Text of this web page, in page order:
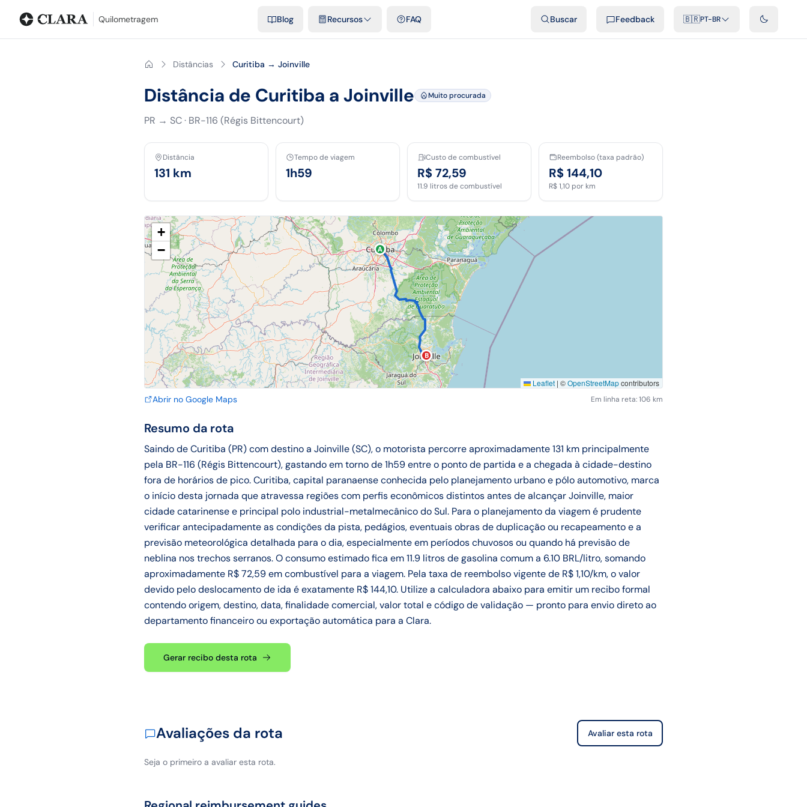
Quilometragem Blog Recursos FAQ Buscar Feedback 🇧🇷PT-BR
Distâncias Curitiba → Joinville
Distância de Curitiba a Joinville Muito procurada
PR → SC· BR-116 (Régis Bittencourt)
Distância
131 km
Tempo de viagem
1h59
Custo de combustível
R$ 72,59
11.9 litros de combustível
Reembolso (taxa padrão)
R$ 144,10
R$ 1,10 por km
A
B
+
−
Leaflet | ©OpenStreetMapcontributors
Abrir no Google Maps Em linha reta: 106 km
Resumo da rota
Saindo de Curitiba (PR) com destino a Joinville (SC), o motorista percorre aproximadamente 131 km principalmente
pela BR-116 (Régis Bittencourt), gastando em torno de 1h59 entre o ponto de partida e a chegada à cidade-destino
fora de horários de pico. Curitiba, capital paranaense conhecida pelo planejamento urbano e pólo automotivo, marca
o início desta jornada que atravessa regiões com perfis econômicos distintos antes de alcançar Joinville, maior
cidade catarinense e principal polo industrial-metalmecânico do Sul. Para o planejamento da viagem é prudente
verificar antecipadamente as condições da pista, pedágios, eventuais obras de duplicação ou recapeamento e a
previsão meteorológica detalhada para o dia, especialmente em períodos chuvosos ou quando há previsão de
neblina nos trechos serranos. O consumo estimado fica em 11.9 litros de gasolina comum a 6.10 BRL/litro, somando
aproximadamente R$ 72,59 em combustível para a viagem. Pela taxa de reembolso vigente de R$ 1,10/km, o valor
devido pelo deslocamento de ida é exatamente R$ 144,10. Utilize a calculadora abaixo para emitir um recibo formal
contendo origem, destino, data, finalidade comercial, valor total e código de validação — pronto para envio direto ao
departamento financeiro ou exportação automática para a Clara.
Gerar recibo desta rota
Avaliações da rota Avaliar esta rota
Seja o primeiro a avaliar esta rota.